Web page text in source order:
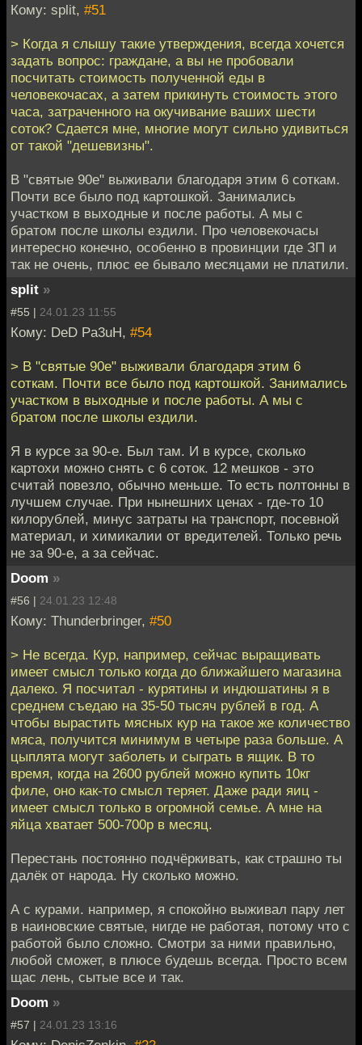
Кому: split, #51
> Когда я слышу такие утверждения, всегда хочется
задать вопрос: граждане, а вы не пробовали
посчитать стоимость полученной еды в
человекочасах, а затем прикинуть стоимость этого
часа, затраченного на окучивание ваших шести
соток? Сдается мне, многие могут сильно удивиться
от такой "дешевизны".
В "святые 90е" выживали благодаря этим 6 соткам.
Почти все было под картошкой. Занимались
участком в выходные и после работы. А мы с
братом после школы ездили. Про человекочасы
интересно конечно, особенно в провинции где ЗП и
так не очень, плюс ее бывало месяцами не платили.
split »
#55 | 24.01.23 11:55
Кому: DeD Pa3uH, #54
> В "святые 90е" выживали благодаря этим 6
соткам. Почти все было под картошкой. Занимались
участком в выходные и после работы. А мы с
братом после школы ездили.
Я в курсе за 90-е. Был там. И в курсе, сколько
картохи можно снять с 6 соток. 12 мешков - это
считай повезло, обычно меньше. То есть полтонны в
лучшем случае. При нынешних ценах - где-то 10
килорублей, минус затраты на транспорт, посевной
материал, и химикалии от вредителей. Только речь
не за 90-е, а за сейчас.
Doom »
#56 | 24.01.23 12:48
Кому: Thunderbringer, #50
> Не всегда. Кур, например, сейчас выращивать
имеет смысл только когда до ближайшего магазина
далеко. Я посчитал - курятины и индюшатины я в
среднем съедаю на 35-50 тысяч рублей в год. А
чтобы вырастить мясных кур на такое же количество
мяса, получится минимум в четыре раза больше. А
цыплята могут заболеть и сыграть в ящик. В то
время, когда на 2600 рублей можно купить 10кг
филе, оно как-то смысл теряет. Даже ради яиц -
имеет смысл только в огромной семье. А мне на
яйца хватает 500-700р в месяц.
Перестань постоянно подчёркивать, как страшно ты
далёк от народа. Ну сколько можно.
А с курами. например, я спокойно выживал пару лет
в наиновские святые, нигде не работая, потому что с
работой было сложно. Смотри за ними правильно,
любой сможет, в плюсе будешь всегда. Просто всем
щас лень, сытые все и так.
Doom »
#57 | 24.01.23 13:16